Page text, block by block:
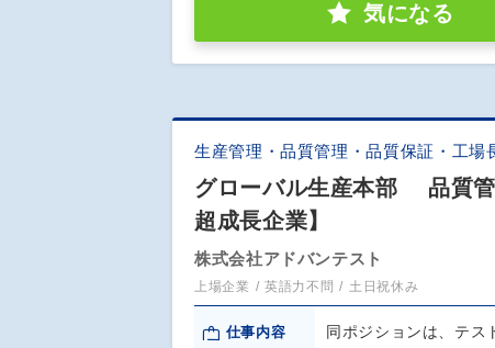
気になる
生産管理・品質管理・品質保証・工場
グローバル生産本部 品質管
超成長企業】
株式会社アドバンテスト
上場企業 英語力不問 土日祝休み
仕事内容
同ポジションは、テス